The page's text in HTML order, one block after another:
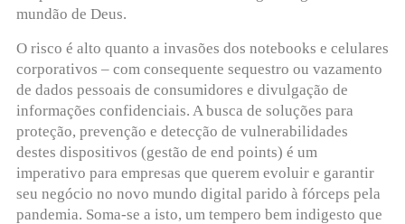
mundão de Deus.
O risco é alto quanto a invasões dos notebooks e celulares
corporativos – com consequente sequestro ou vazamento
de dados pessoais de consumidores e divulgação de
informações confidenciais. A busca de soluções para
proteção, prevenção e detecção de vulnerabilidades
destes dispositivos (gestão de end points) é um
imperativo para empresas que querem evoluir e garantir
seu negócio no novo mundo digital parido à fórceps pela
pandemia. Soma-se a isto, um tempero bem indigesto que